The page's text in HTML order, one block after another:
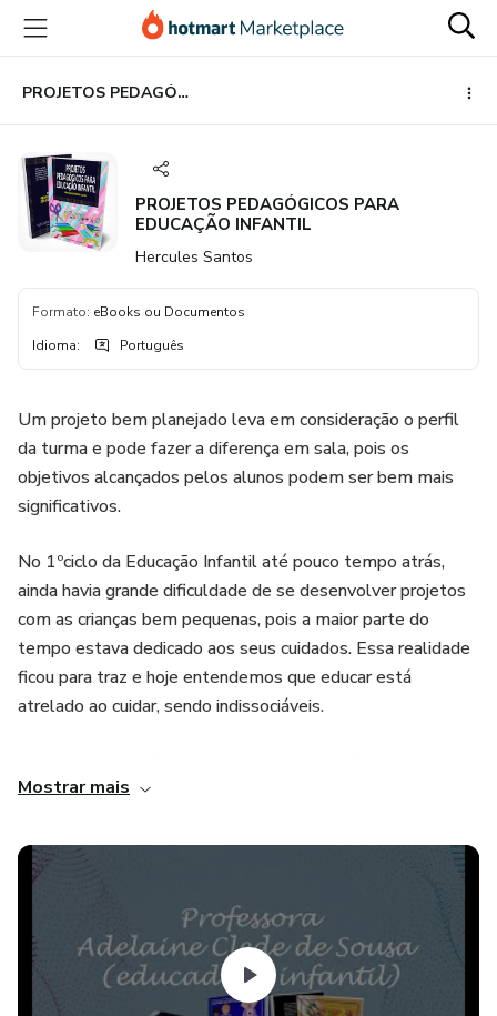
para
conteúdo
principal
para
pagamento
para
rodapé
PROJETOS PEDAGÓGICOS PARA EDUCAÇÃO INFANTIL
PROJETOS PEDAGÓGICOS PARA
EDUCAÇÃO INFANTIL
Hercules Santos
Formato: eBooks ou Documentos
Idioma: Português
Um projeto bem planejado leva em consideração o perfil
da turma e pode fazer a diferença em sala, pois os
objetivos alcançados pelos alunos podem ser bem mais
significativos.
No 1ºciclo da Educação Infantil até pouco tempo atrás,
ainda havia grande dificuldade de se desenvolver projetos
com as crianças bem pequenas, pois a maior parte do
tempo estava dedicado aos seus cuidados. Essa realidade
ficou para traz e hoje entendemos que educar está
atrelado ao cuidar, sendo indissociáveis.
projetos pedagógicos que eu mesma desenvolvi e apliquei
educação infantil, e continuo aplicando.
Mostrar mais